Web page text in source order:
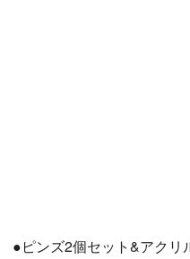
●ピンズ2個セット&アクリ